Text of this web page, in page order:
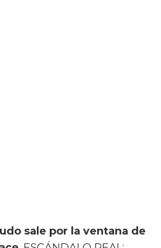
sale por la ventana de